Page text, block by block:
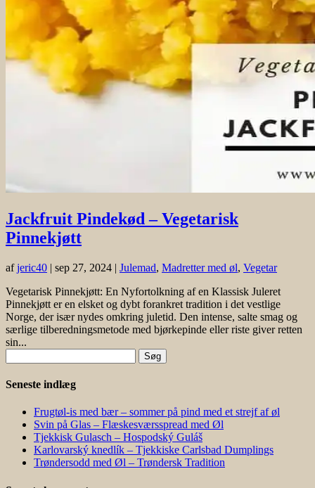
Jackfruit Pindekød – Vegetarisk
Pinnekjøtt
afjeric40 | sep 27, 2024 | Julemad, Madretter med øl, Vegetar
Vegetarisk Pinnekjøtt: En Nyfortolkning af en Klassisk Juleret
Pinnekjøtt er en elsket og dybt forankret tradition i det vestlige
Norge, der især nydes omkring juletid. Den intense, salte smag og
særlige tilberedningsmetode med bjørkepinde eller riste giver retten
sin...
efter:
Seneste indlæg
Frugtøl-is med bær – sommer på pind med et strejf af øl
Svin på Glas – Flæskesværsspread med Øl
Tjekkisk Gulasch – Hospodský Guláš
Karlovarský knedlík – Tjekkiske Carlsbad Dumplings
Trøndersodd med Øl – Trøndersk Tradition